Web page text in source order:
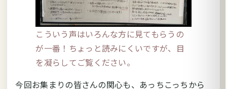
こういう声はいろんな方に見てもらうの
が一番！ちょっと読みにくいですが、目
を凝らしてご覧ください。
今回お集まりの皆さんの関心も、あっちこっちから